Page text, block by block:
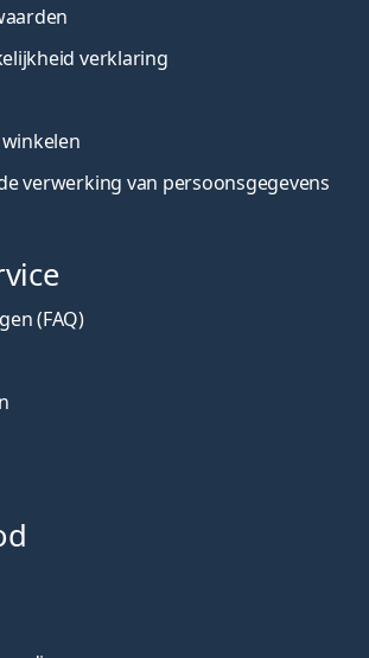
verklaring
verwerking van persoonsgegevens
(FAQ)